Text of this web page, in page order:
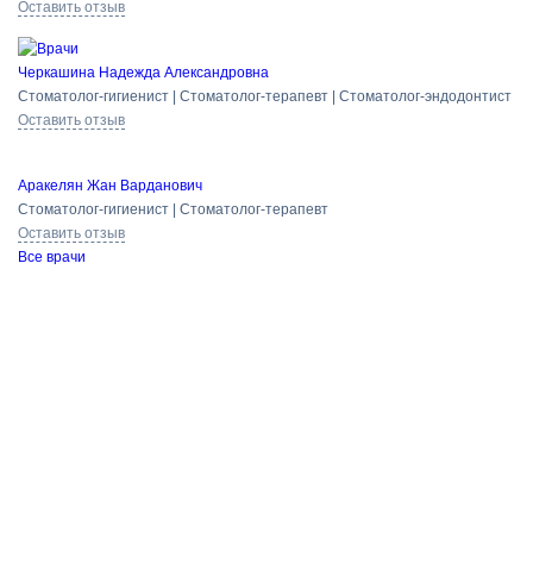
Оставить отзыв
Черкашина Надежда Александровна
Стоматолог-гигиенист | Стоматолог-терапевт | Стоматолог-эндодонтист
Оставить отзыв
Аракелян Жан Варданович
Стоматолог-гигиенист | Стоматолог-терапевт
Оставить отзыв
Все врачи